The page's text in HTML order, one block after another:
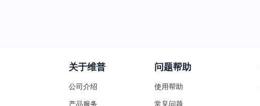
关于维普
公司介绍
产品服务
问题帮助
使用帮助
常见问题